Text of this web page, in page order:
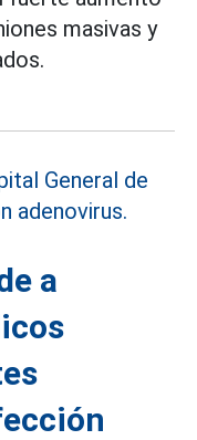
masivas y
a